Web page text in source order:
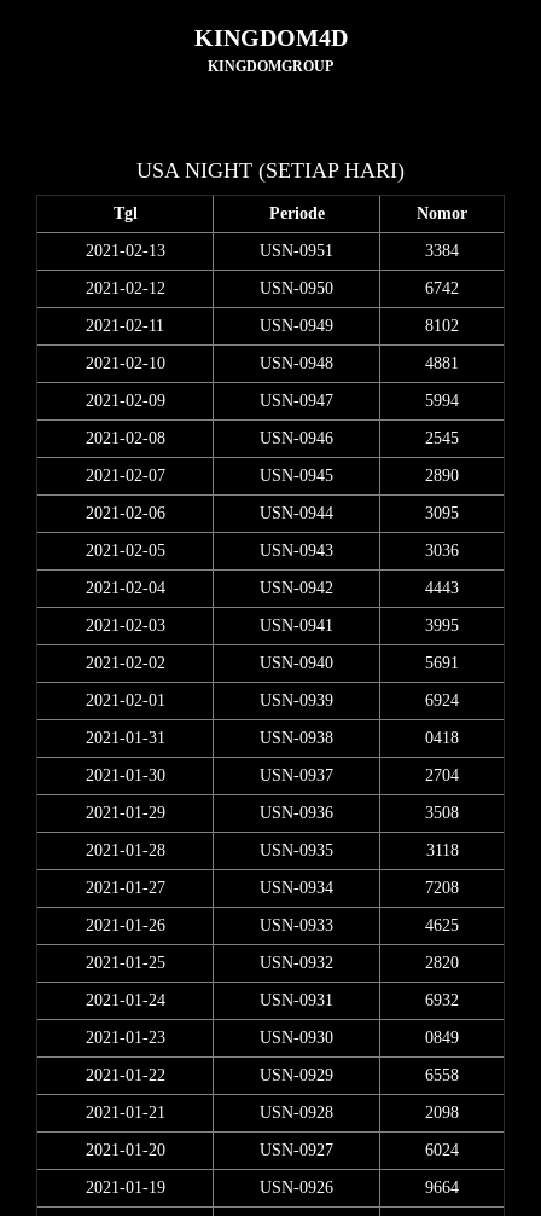
KINGDOM4D
KINGDOMGROUP
USA NIGHT (SETIAP HARI)
Tgl Periode Nomor
2021-02-13 USN-0951 3384
2021-02-12 USN-0950 6742
2021-02-11 USN-0949 8102
2021-02-10 USN-0948 4881
2021-02-09 USN-0947 5994
2021-02-08 USN-0946 2545
2021-02-07 USN-0945 2890
2021-02-06 USN-0944 3095
2021-02-05 USN-0943 3036
2021-02-04 USN-0942 4443
2021-02-03 USN-0941 3995
2021-02-02 USN-0940 5691
2021-02-01 USN-0939 6924
2021-01-31 USN-0938 0418
2021-01-30 USN-0937 2704
2021-01-29 USN-0936 3508
2021-01-28 USN-0935 3118
2021-01-27 USN-0934 7208
2021-01-26 USN-0933 4625
2021-01-25 USN-0932 2820
2021-01-24 USN-0931 6932
2021-01-23 USN-0930 0849
2021-01-22 USN-0929 6558
2021-01-21 USN-0928 2098
2021-01-20 USN-0927 6024
2021-01-19 USN-0926 9664